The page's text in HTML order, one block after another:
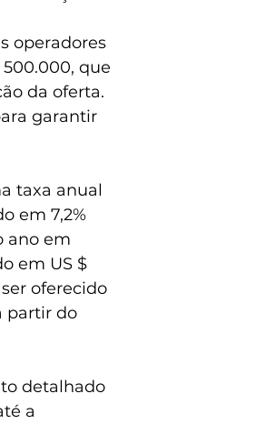
operadores
que
da oferta.
garantir
taxa anual
em 7,2%
ano em
em US $
oferecido
partir do
detalhado
a